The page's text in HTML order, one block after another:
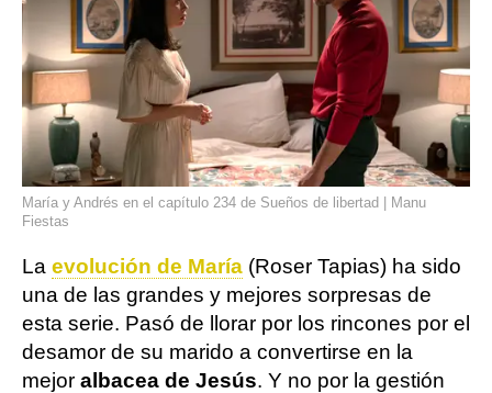
María y Andrés en el capítulo 234 de Sueños de libertad | Manu
Fiestas
La evolución de María (Roser Tapias) ha sido
una de las grandes y mejores sorpresas de
esta serie. Pasó de llorar por los rincones por el
desamor de su marido a convertirse en la
mejor albacea de Jesús. Y no por la gestión